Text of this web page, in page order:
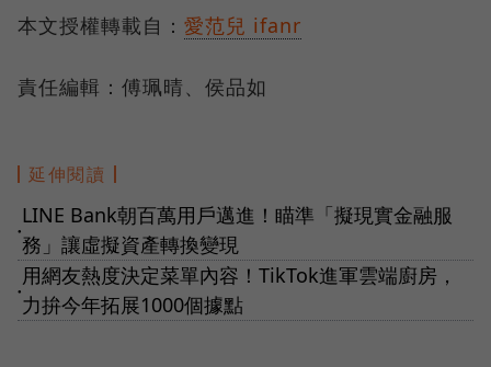
本文授權轉載自： 愛范兒 ifanr
責任編輯：傅珮晴、侯品如
延伸閱讀
●
LINE Bank朝百萬用戶邁進！瞄準「擬現實金融服
務」讓虛擬資產轉換變現
●
用網友熱度決定菜單內容！TikTok進軍雲端廚房，
力拚今年拓展1000個據點